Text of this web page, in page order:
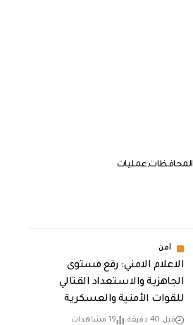
المحافظات عمليات
أمن
الاعلام الامني: رفع مستوى
الجاهزية والاستعداد القتالي
للقوات الأمنية والعسكرية
قبل 40 دقيقة 19 مشاهدات